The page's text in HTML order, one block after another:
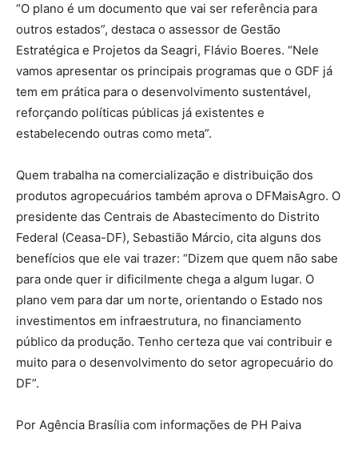
“O plano é um documento que vai ser referência para
outros estados”, destaca o assessor de Gestão
Estratégica e Projetos da Seagri, Flávio Boeres. “Nele
vamos apresentar os principais programas que o GDF já
tem em prática para o desenvolvimento sustentável,
reforçando políticas públicas já existentes e
estabelecendo outras como meta”.
Quem trabalha na comercialização e distribuição dos
produtos agropecuários também aprova o DFMaisAgro. O
presidente das Centrais de Abastecimento do Distrito
Federal (Ceasa-DF), Sebastião Márcio, cita alguns dos
benefícios que ele vai trazer: “Dizem que quem não sabe
para onde quer ir dificilmente chega a algum lugar. O
plano vem para dar um norte, orientando o Estado nos
investimentos em infraestrutura, no financiamento
público da produção. Tenho certeza que vai contribuir e
muito para o desenvolvimento do setor agropecuário do
DF”.
Por Agência Brasília com informações de PH Paiva